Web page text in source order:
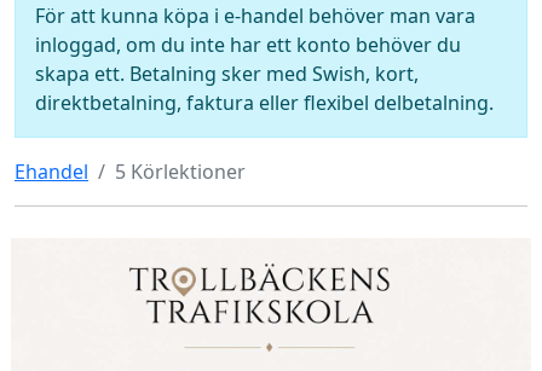
För att kunna köpa i e-handel behöver man vara
inloggad, om du inte har ett konto behöver du
skapa ett. Betalning sker med Swish, kort,
direktbetalning, faktura eller flexibel delbetalning.
Ehandel 5 Körlektioner